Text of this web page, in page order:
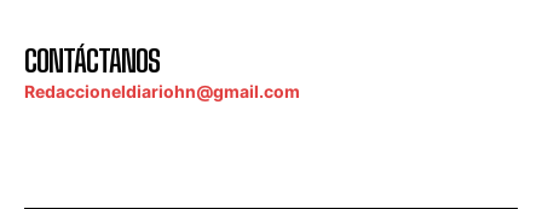
CONTÁCTANOS
Redaccioneldiariohn@gmail.com